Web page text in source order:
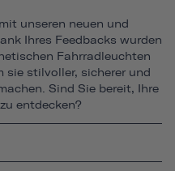
unseren neuen und
Ihres Feedbacks wurden
Fahrradleuchten
sie stilvoller, sicherer und
Sind Sie bereit, Ihre
entdecken?